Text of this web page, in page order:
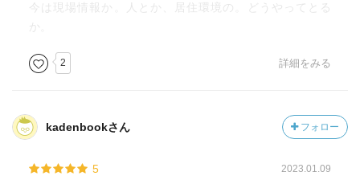
今は現場情報か。人とか、居住環境の。どうやってとる
か。
2 詳細をみる
kadenbookさん フォロー
5 2023.01.09